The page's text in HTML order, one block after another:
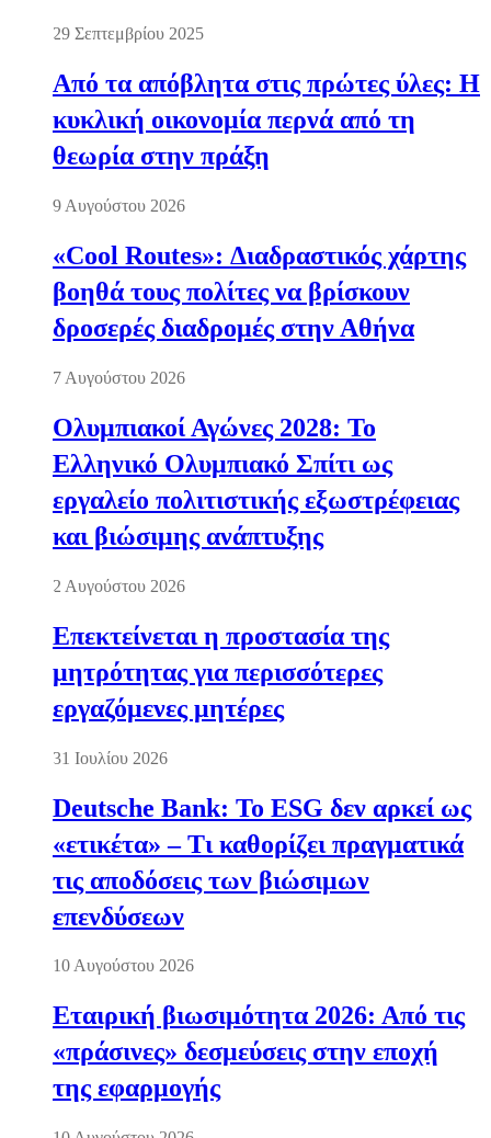
29 Σεπτεμβρίου 2025
Από τα απόβλητα στις πρώτες ύλες: Η
κυκλική οικονομία περνά από τη
θεωρία στην πράξη
9 Αυγούστου 2026
«Cool Routes»: Διαδραστικός χάρτης
βοηθά τους πολίτες να βρίσκουν
δροσερές διαδρομές στην Αθήνα
7 Αυγούστου 2026
Ολυμπιακοί Αγώνες 2028: Το
Ελληνικό Ολυμπιακό Σπίτι ως
εργαλείο πολιτιστικής εξωστρέφειας
και βιώσιμης ανάπτυξης
2 Αυγούστου 2026
Επεκτείνεται η προστασία της
μητρότητας για περισσότερες
εργαζόμενες μητέρες
31 Ιουλίου 2026
Deutsche Bank: Το ESG δεν αρκεί ως
«ετικέτα» – Τι καθορίζει πραγματικά
τις αποδόσεις των βιώσιμων
επενδύσεων
10 Αυγούστου 2026
Εταιρική βιωσιμότητα 2026: Από τις
«πράσινες» δεσμεύσεις στην εποχή
της εφαρμογής